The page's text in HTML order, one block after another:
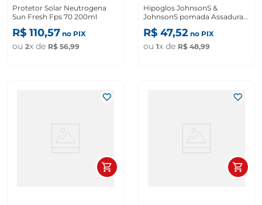
Protetor Solar Neutrogena
Sun Fresh Fps 70 200ml
R$ 110,57 no PIX
ou 2x de R$ 56,99
Hipoglos JohnsonS &
JohnsonS pomada Assadura
Amêndoas 80g
R$ 47,52 no PIX
ou 1x de R$ 48,99